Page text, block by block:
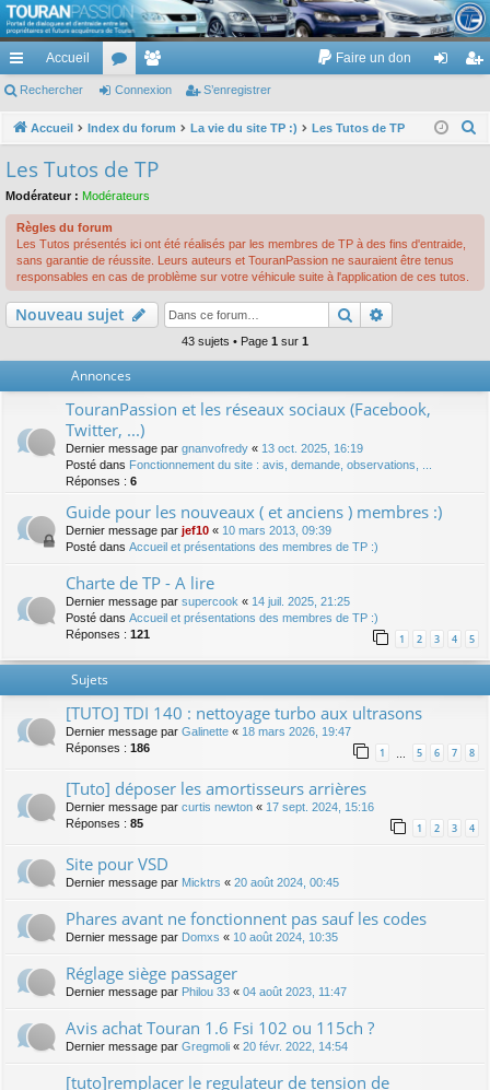
TouranPassion
Le forum des propriétaires ou futurs acquéreurs du Volkswagen Touran
cc
ès
pi
de
Accueil
or
u
e
m
Faire un don
ne nr
Rechercher Connexion S’enregistrer
Accueil Index du forum La vie du site TP :) Les Tutos de TP
Les Tutos de TP
Modérateur : Modérateurs
Règles du forum
Les Tutos présentés ici ont été réalisés par les membres de TP à des fins d'entraide,
sans garantie de réussite. Leurs auteurs et TouranPassion ne sauraient être tenus
responsables en cas de problème sur votre véhicule suite à l'application de ces tutos.
Nouveau sujet Rechercher
43 sujets • Page 1 sur 1
Annonces
TouranPassion et les réseaux sociaux (Facebook,
Twitter, ...)
Dernier message par gnanvofredy « 13 oct. 2025, 16:19
Posté dans Fonctionnement du site : avis, demande, observations, ...
Réponses : 6
Guide pour les nouveaux ( et anciens ) membres :)
Dernier message par jef10 « 10 mars 2013, 09:39
Posté dans Accueil et présentations des membres de TP :)
Charte de TP - A lire
Dernier message par supercook « 14 juil. 2025, 21:25
Posté dans Accueil et présentations des membres de TP :)
Réponses : 121 1 2 3 4 5
Sujets
[TUTO] TDI 140 : nettoyage turbo aux ultrasons
Dernier message par Galinette « 18 mars 2026, 19:47
Réponses : 186 1 5 6 7 8
[Tuto] déposer les amortisseurs arrières
Dernier message par curtis newton « 17 sept. 2024, 15:16
Réponses : 85 1 2 3 4
Site pour VSD
Dernier message par Micktrs « 20 août 2024, 00:45
Phares avant ne fonctionnent pas sauf les codes
Dernier message par Domxs « 10 août 2024, 10:35
Réglage siège passager
Dernier message par Philou 33 « 04 août 2023, 11:47
Avis achat Touran 1.6 Fsi 102 ou 115ch ?
Dernier message par Gregmoli « 20 févr. 2022, 14:54
[tuto]remplacer le regulateur de tension de